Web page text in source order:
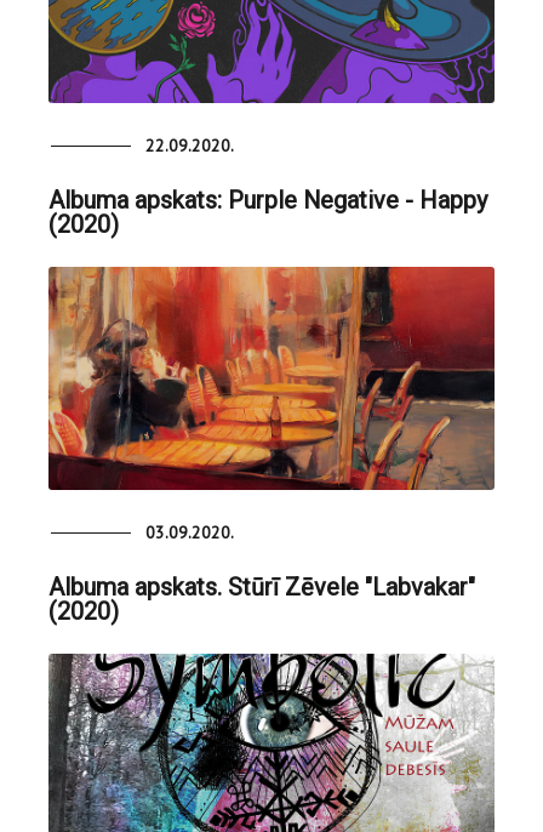
22.09.2020.
Albuma apskats: Purple Negative - Happy
(2020)
03.09.2020.
Albuma apskats. Stūrī Zēvele "Labvakar"
(2020)